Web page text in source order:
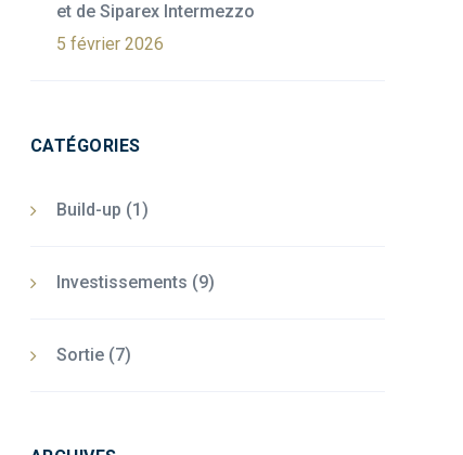
et de Siparex Intermezzo
5 février 2026
CATÉGORIES
Build-up (1)
Investissements (9)
Sortie(7)